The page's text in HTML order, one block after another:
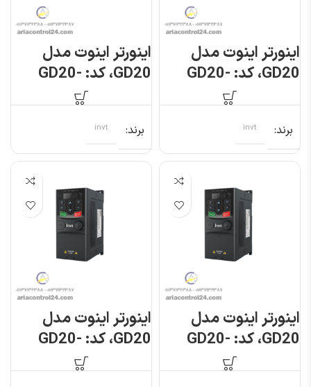
اینورتر اینوت مدل
GD20، کد: GD20-
برند invt
اینورتر اینوت مدل
GD20، کد: GD20-
برند invt
اینورتر اینوت مدل
GD20، کد: GD20-
اینورتر اینوت مدل
GD20، کد: GD20-